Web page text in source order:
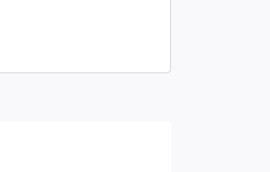
không phải đi